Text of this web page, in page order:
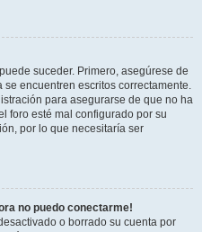
suceder. Primero, asegúrese de
encuentren escritos correctamente.
para asegurarse de que no ha
foro esté mal configurado por su
por lo que necesitaría ser
no puedo conectarme!
o borrado su cuenta por